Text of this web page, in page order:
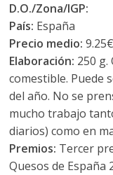
D.O./Zona/IGP:
País: España
Precio medio:
Elaboración: 250 g.
comestible. Puede
del año. No se
mucho trabajo
diarios) como en
Premios: Tercer
Quesos de España